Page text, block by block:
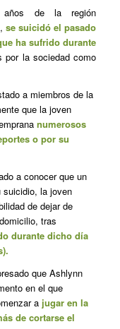
de la región
se suicidó el pasado
ha sufrido durante
por la sociedad como
a miembros de la
que la joven
numerosos
o por su
a conocer que un
la joven
de dejar de
tras
durante dicho día
que Ashlynn
en el que
ajugar en la
de cortarse el